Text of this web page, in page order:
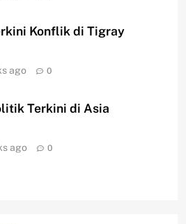
Konflik di Tigray
ago 0
Terkini di Asia
ago 0